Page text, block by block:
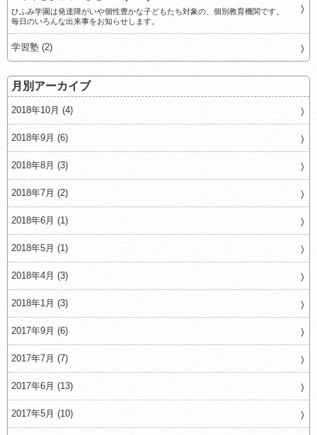
ひふみ学園は発達障がいや個性豊かな子どもたち対象の、個別教育機関です。
毎日のいろんな出来事をお知らせします。
学習塾 (2)
月別アーカイブ
2018年10月 (4)
2018年9月 (6)
2018年8月 (3)
2018年7月 (2)
2018年6月 (1)
2018年5月 (1)
2018年4月 (3)
2018年1月 (3)
2017年9月 (6)
2017年7月 (7)
2017年6月 (13)
2017年5月 (10)